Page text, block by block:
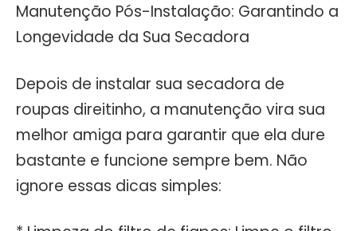
Manutenção Pós-Instalação: Garantindo a
Longevidade da Sua Secadora
Depois de instalar sua secadora de
roupas direitinho, a manutenção vira sua
melhor amiga para garantir que ela dure
bastante e funcione sempre bem. Não
ignore essas dicas simples: